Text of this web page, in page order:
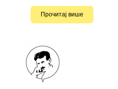
Прочитај више